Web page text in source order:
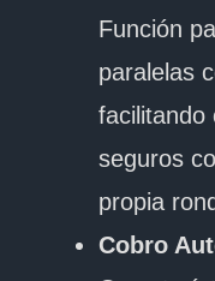
Función
paralelas
facilitando
seguros
propia
Cobro